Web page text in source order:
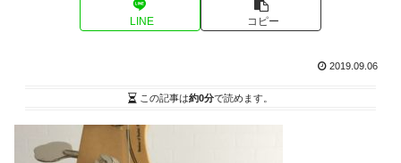
LINE コピー
2019.09.06
この記事は約0分で読めます。